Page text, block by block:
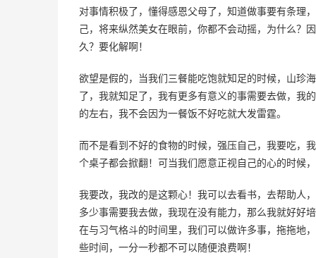
对事情积极了，懂得感恩父母了，知道做事要有条理
己，将来纵然美女在眼前，你都不会动摇，为什么？
久？要化解啊！
欲望是假的，当我们三餐能吃饱就知足的时候，山珍
了，我就知足了，我有更多有意义的事需要去做，我
的左右，我不会因为一餐饭不好吃就大发雷霆。
而不是看到不好的食物的时候，强压自己，我要吃，
个桌子都会掀翻！可当我们愿意正视自己的心的时候
我要改，我改的是这颗心！我可以去看书，去帮助人
多少事需要我去做，我现在没有能力，那么我就好好
在与习气格斗的时间里，我们可以做许多事，拖拖地
些时间，一分一秒都不可以随便浪费啊！